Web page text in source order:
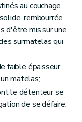
au couchage
rembourrée
d'être mis sur une
surmatelas qui
faible épaisseur
matelas;
le détenteur se
de se défaire.